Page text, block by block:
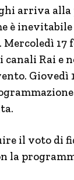
arriva alla
è
17
canali Rai e
Giovedì
il voto di
la